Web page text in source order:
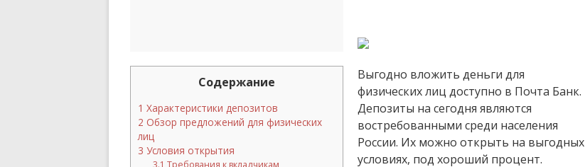
Содержание
1 Характеристики депозитов
2 Обзор предложений для физических
лиц
3 Условия открытия
Выгодно вложить деньги для
физических лиц доступно в Почта Банк.
Депозиты на сегодня являются
востребованными среди населения
России. Их можно открыть на выгодных
условиях, под хороший процент.